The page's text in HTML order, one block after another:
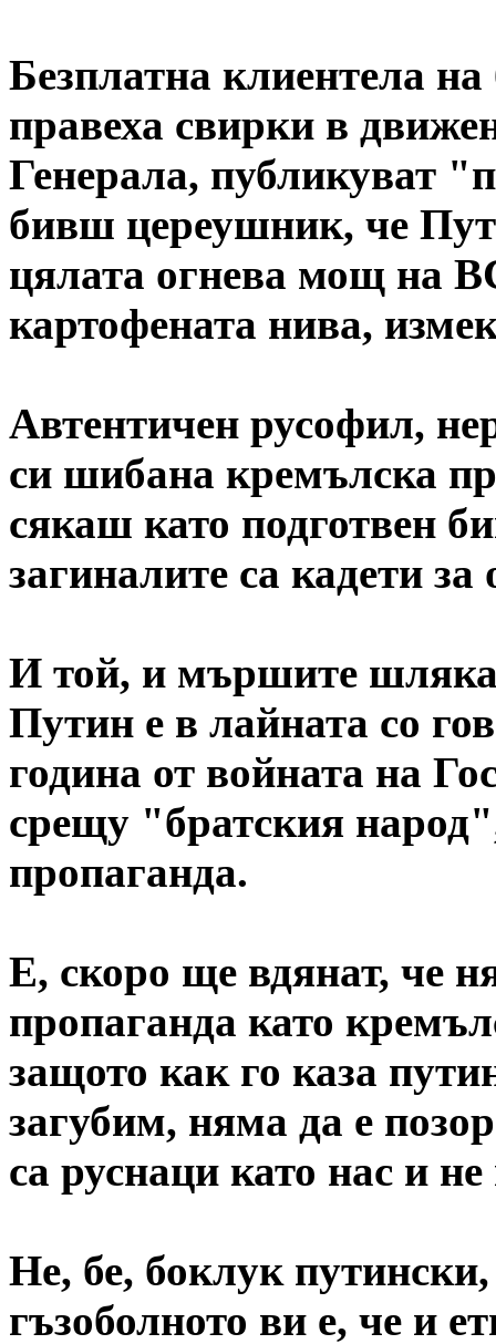
Безплатна клиентела
правеха свирки в
Генерала, публикуват
бивш цереушник, че
цялата огнева мощ на
картофената нива,
Автентичен русофил,
си шибана кремълска
сякаш като подготвен
загиналите са кадети
И той, и мършите
Путин е в лайната со
година от войната на
срещу "братския
пропаганда.
Е, скоро ще вдянат, че
пропаганда като
защото как го каза
загубим, няма да е
са руснаци като нас и
Не, бе, боклук
гъзоболното ви е, че и